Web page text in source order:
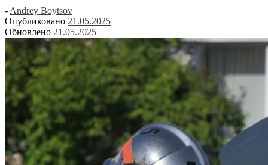
- Andrey Boytsov
Опубликовано 21.05.2025
Обновлено 21.05.2025